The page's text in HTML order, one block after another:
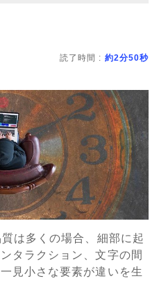
読了時間 : 約2分50秒
は多くの場合、細部に起
タラクション、文字の間
見小さな要素が違いを生